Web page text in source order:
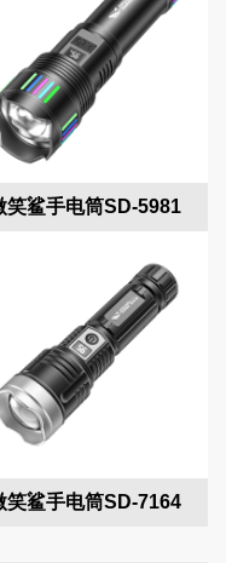
笑鲨手电筒SD-5981
笑鲨手电筒SD-7164